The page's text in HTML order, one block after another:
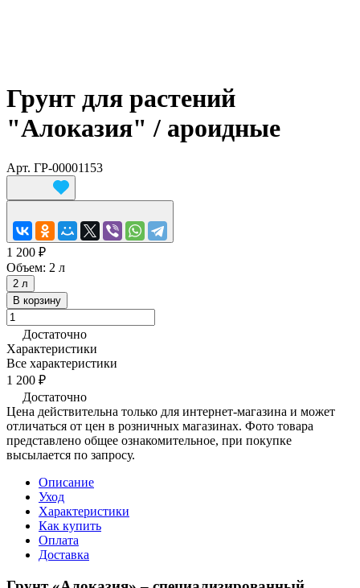
Грунт для растений
"Алоказия" / ароидные
Арт. ГР-00001153
1 200 ₽
Объем: 2 л
2 л
В корзину
Достаточно
Характеристики
Все характеристики
1 200 ₽
Достаточно
Цена действительна только для интернет-магазина и может
отличаться от цен в розничных магазинах. Фото товара
представлено общее ознакомительное, при покупке
высылается по запросу.
Описание
Уход
Характеристики
Как купить
Оплата
Доставка